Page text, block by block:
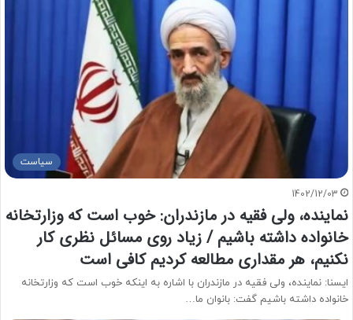
سیاست
1402/12/03
نماینده، ولی فقیه در مازندران: خوب است که وزارتخانه
خانواده داشته باشیم / زیاد روی مسائل نظری کار
نکنیم، هر مقداری مطالعه کردیم کافی است
ایسنا: نماینده، ولی فقیه در مازندران با اشاره به اینکه خوب است که وزارتخانه
خانواده داشته باشیم گفت: بانوان ما…